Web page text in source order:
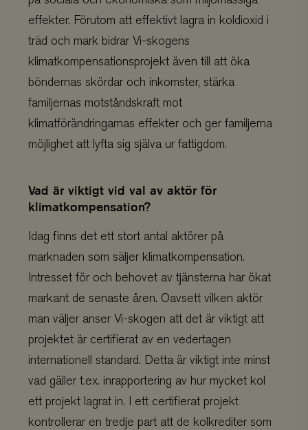
effekter. Förutom att effektivt lagra in koldioxid i
träd och mark bidrar Vi-skogens
klimatkompensationsprojekt även till att öka
böndernas skördar och inkomster, stärka
familjernas motståndskraft mot
klimatförändringarnas effekter och ger familjerna
möjlighet att lyfta sig själva ur fattigdom.
Vad är viktigt vid val av aktör för
klimatkompensation?
Idag finns det ett stort antal aktörer på
marknaden som säljer klimatkompensation.
Intresset för och behovet av tjänsterna har ökat
markant de senaste åren. Oavsett vilken aktör
man väljer anser Vi-skogen att det är viktigt att
projektet är certifierat av en vedertagen
internationell standard. Detta är viktigt inte minst
vad gäller t.ex. inrapportering av hur mycket kol
ett projekt lagrat in. I ett certifierat projekt
kontrollerar en tredje part att de kolkrediter som